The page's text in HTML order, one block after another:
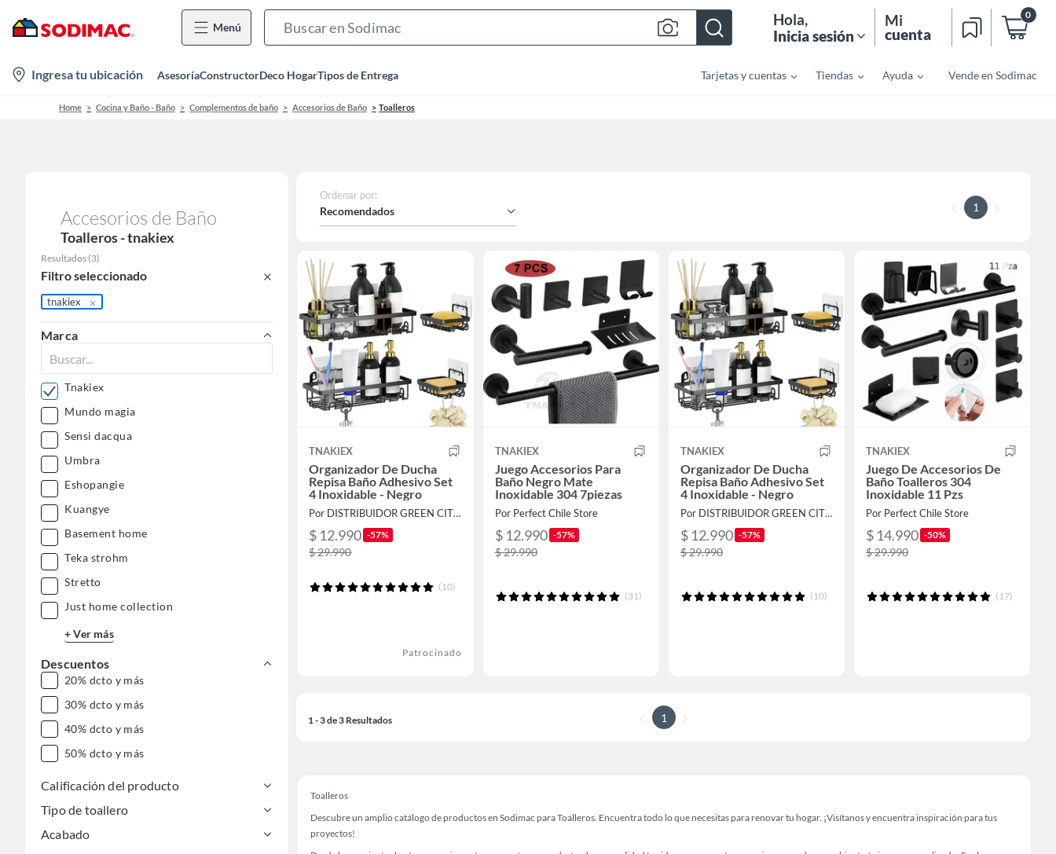
Menú
Bar
Hola,
Inicia sesión
Mi
cuenta
0
location-
icon
Ingresa tu ubicación AsesoríaConstructorDeco HogarTipos de Entrega Tarjetas y cuentas Tiendas Ayuda Vende en Sodimac
Home Cocina y Baño - Baño Complementos de baño Accesorios de Baño Toalleros
Accesorios de Baño
Toalleros - tnakiex
Resultados (3)
Filtro seleccionado
tnakiex
Marca
Tnakiex
Mundo magia
Sensi dacqua
Umbra
Eshopangie
Kuangye
Basement home
Teka strohm
Stretto
Just home collection
+ Ver más
Descuentos
20% dcto y más
30% dcto y más
40% dcto y más
50% dcto y más
Calificación del producto
Tipo de toallero
Acabado
Ordenar por:
Recomendados 1
TNAKIEX
Organizador De Ducha
Repisa Baño Adhesivo Set
4 Inoxidable - Negro
Por DISTRIBUIDOR GREEN CITY SpA
$ 12.990 -57%
$ 29.990
(10)
Patrocinado
TNAKIEX
Juego Accesorios Para
Baño Negro Mate
Inoxidable 304 7piezas
Por Perfect Chile Store
$ 12.990 -57%
$ 29.990
(31)
TNAKIEX
Organizador De Ducha
Repisa Baño Adhesivo Set
4 Inoxidable - Negro
Por DISTRIBUIDOR GREEN CITY SpA
$ 12.990 -57%
$ 29.990
(10)
TNAKIEX
Juego De Accesorios De
Baño Toalleros 304
Inoxidable 11 Pzs
Por Perfect Chile Store
$ 14.990 -50%
$ 29.990
(17)
1 - 3 de 3 Resultados 1
Toalleros
Descubre un amplio catálogo de productos en Sodimac para Toalleros. Encuentra todo lo que necesitas para renovar tu hogar. ¡Visítanos y encuentra inspiración para tus
proyectos!